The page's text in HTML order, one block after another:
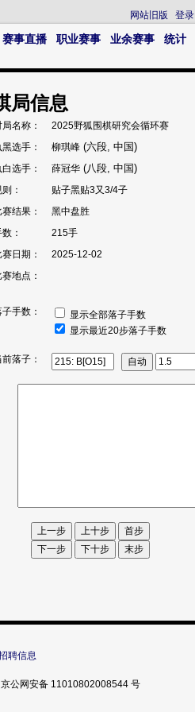
网站旧版 登录
赛事直播 职业赛事 业余赛事 统计
局信息
名称：
2025野狐围棋研究会循环赛
选手：
柳琪峰 (六段, 中国)
选手： 薛冠华 (八段, 中国)
：
贴子黑贴3又3/4子
赛结果：
黑中盘胜
：
215手
赛日期：
2025-12-02
赛地点：
手数：
显示全部落子手数
显示最近20步落子手数
前落子：
聘信息
公网安备 11010802008544 号